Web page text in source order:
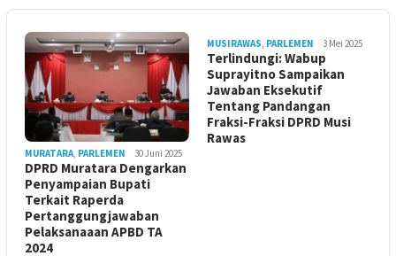
MURATARA, PARLEMEN 30 Juni 2025
DPRD Muratara Dengarkan
Penyampaian Bupati
Terkait Raperda
Pertanggungjawaban
Pelaksanaaan APBD TA
2024
MUSIRAWAS, PARLEMEN 3 Mei 2025
Terlindungi: Wabup
Suprayitno Sampaikan
Jawaban Eksekutif
Tentang Pandangan
Fraksi-Fraksi DPRD Musi
Rawas